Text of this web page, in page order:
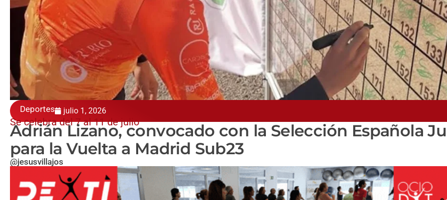
Deportes julio 1, 2026
Se celebra del 7 al 11 de julio
Adrián Lizano, convocado con la Selección Española
para la Vuelta a Madrid Sub23
@jesusvillajos